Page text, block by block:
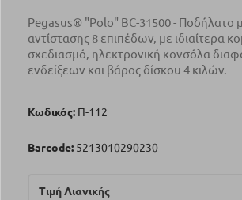
Pegasus® "Polo" BC-31500 - Ποδήλατο
αντίστασης 8 επιπέδων, με ιδιαίτερα
σχεδιασμό, ηλεκτρονική κονσόλα
ενδείξεων και βάρος δίσκου 4 κιλών.
Κωδικός: Π-112
Barcode: 5213010290230
Τιμή Λιανικής